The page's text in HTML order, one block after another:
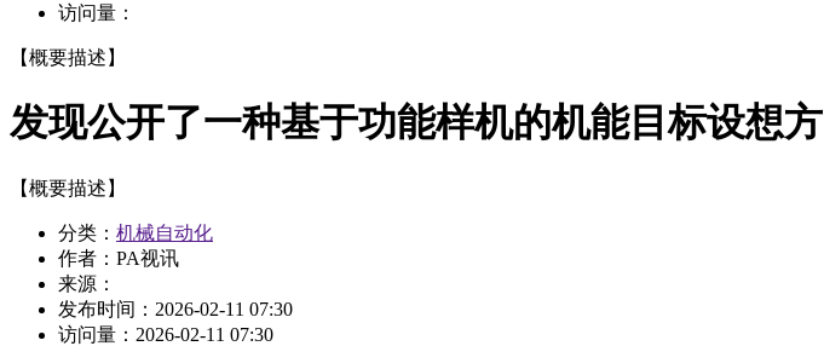
访问量：
【概要描述】
发现公开了一种基于功能样机的机能目标设想方
【概要描述】
分类： 机械自动化
作者：PA视讯
来源：
发布时间： 2026-02-11 07:30
访问量： 2026-02-11 07:30